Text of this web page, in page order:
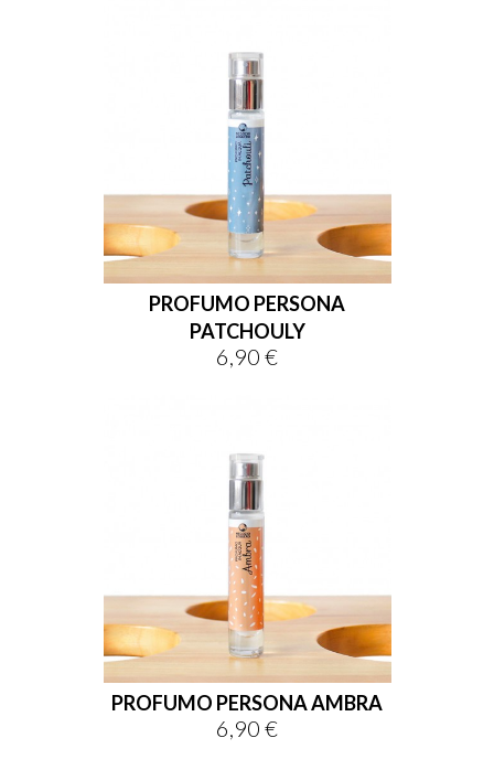
PROFUMO PERSONA
PATCHOULY
Prix
6,90 €
PROFUMO PERSONA AMBRA
Prix
6,90 €